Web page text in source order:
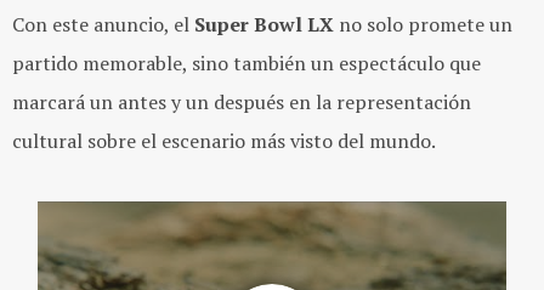
Con este anuncio, el Super Bowl LX no solo promete un
partido memorable, sino también un espectáculo que
marcará un antes y un después en la representación
cultural sobre el escenario más visto del mundo.